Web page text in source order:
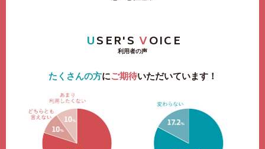
USER'SVOICE
利用者の声
たくさんの方にご期待いただいています！